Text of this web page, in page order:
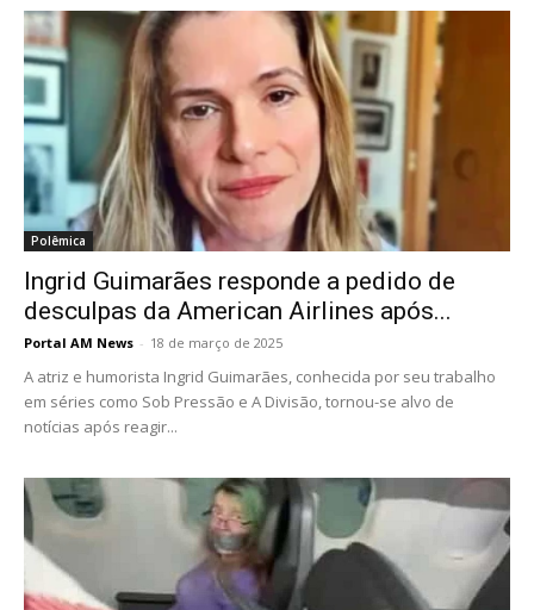
Polêmica
Ingrid Guimarães responde a pedido de
desculpas da American Airlines após...
Portal AM News - 18 de março de 2025
A atriz e humorista Ingrid Guimarães, conhecida por seu trabalho
em séries como Sob Pressão e A Divisão, tornou-se alvo de
notícias após reagir...